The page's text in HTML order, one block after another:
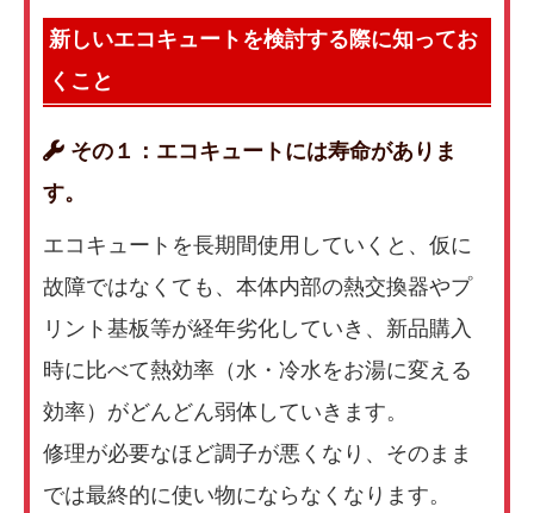
新しいエコキュートを検討する際に知ってお
くこと
その１：エコキュートには寿命がありま
す。
エコキュートを長期間使用していくと、仮に
故障ではなくても、本体内部の熱交換器やプ
リント基板等が経年劣化していき、新品購入
時に比べて熱効率（水・冷水をお湯に変える
効率）がどんどん弱体していきます。
修理が必要なほど調子が悪くなり、そのまま
では最終的に使い物にならなくなります。